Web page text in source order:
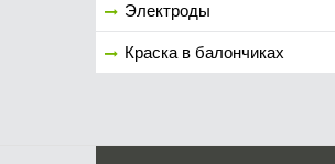
Электроды
Краска в балончиках